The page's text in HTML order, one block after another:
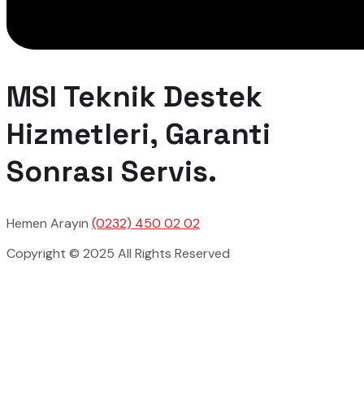
MSI Teknik Destek
Hizmetleri, Garanti
Sonrası Servis.
Hemen Arayın (0232) 450 02 02
Copyright © 2025 All Rights Reserved